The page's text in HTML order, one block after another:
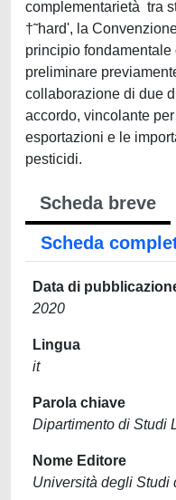
complementarietà tra
†˜hard', la
principio
preliminare
collaborazione di due
accordo, vincolante
esportazioni e le
pesticidi.
Scheda breve
Scheda
Data di
2020
Lingua
it
Parola chiave
Dipartimento di Studi
Nome Editore
Università degli Studi